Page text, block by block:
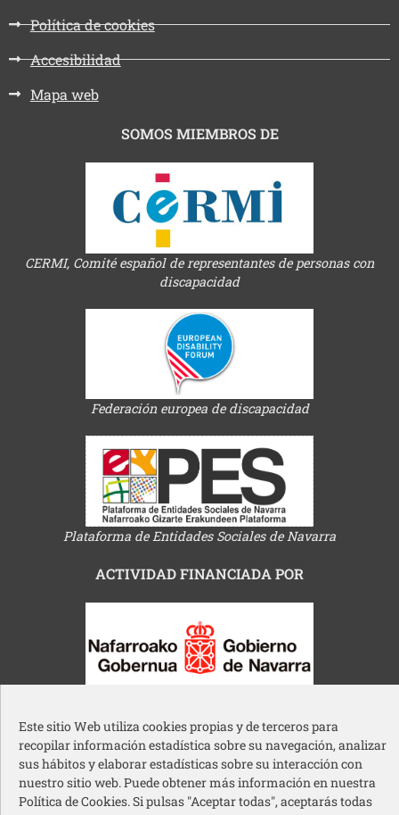
Este sitio Web utiliza cookies propias y de terceros para
recopilar información estadística sobre su navegación, analizar
sus hábitos y elaborar estadísticas sobre su interacción con
nuestro sitio web. Puede obtener más información en nuestra
Política de Cookies. Si pulsas "Aceptar todas", aceptarás todas
Política de cookies
Accesibilidad
Mapa web
SOMOS MIEMBROS DE
CERMI, Comité español de representantes de personas con
discapacidad
Federación europea de discapacidad
Plataforma de Entidades Sociales de Navarra
ACTIVIDAD FINANCIADA POR